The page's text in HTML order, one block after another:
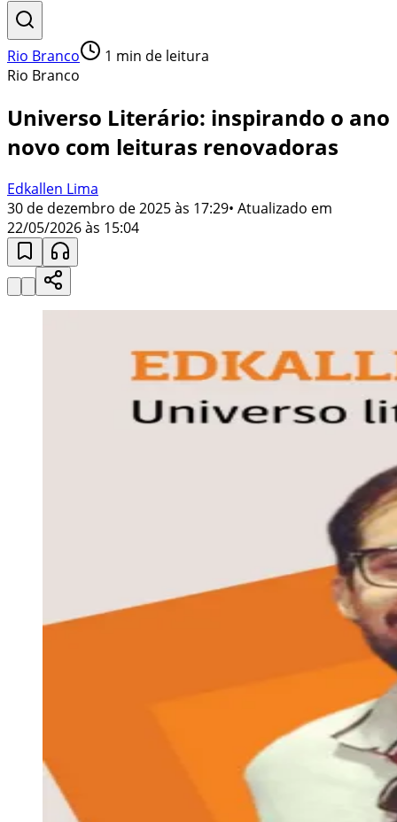
Rio Branco 1 min de leitura
Rio Branco
Universo Literário: inspirando o ano
novo com leituras renovadoras
Edkallen Lima
30 de dezembro de 2025 às 17:29• Atualizado em
22/05/2026 às 15:04